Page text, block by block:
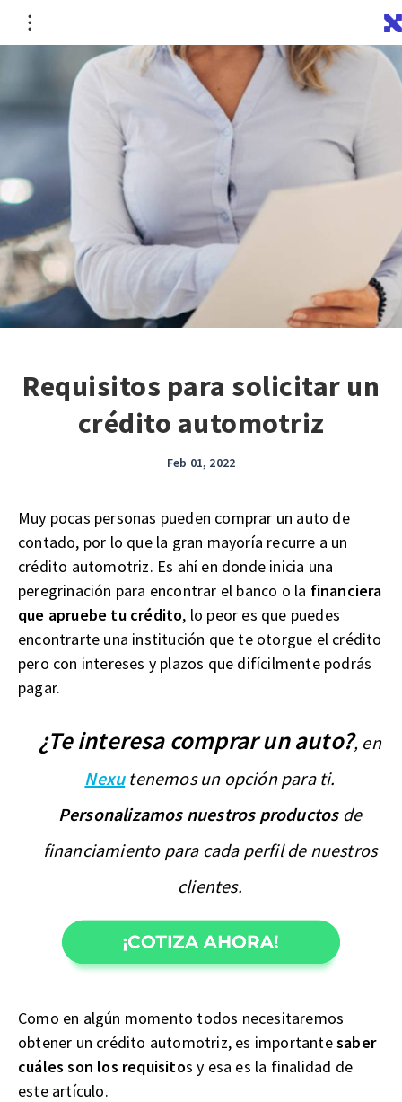
Requisitos para solicitar un
crédito automotriz
Feb 01, 2022
Muy pocas personas pueden comprar un auto de
contado, por lo que la gran mayoría recurre a un
crédito automotriz. Es ahí en donde inicia una
peregrinación para encontrar el banco o la financiera
que apruebe tu crédito, lo peor es que puedes
encontrarte una institución que te otorgue el crédito
pero con intereses y plazos que difícilmente podrás
pagar.
¿Te interesa comprar un auto?, en
Nexutenemos un opción para ti.
Personalizamos nuestros productosde
financiamiento para cada perfil de nuestros
clientes.
Como en algún momento todos necesitaremos
obtener un crédito automotriz, es importantesaber
cuáles son los requisitos y esa es la finalidad de
este artículo.